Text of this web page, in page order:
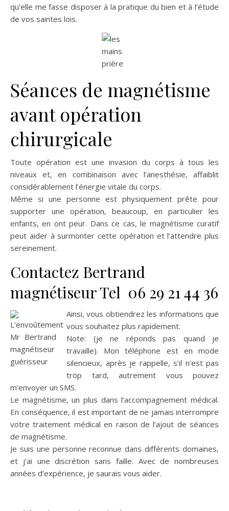
qu’elle me fasse disposer à la pratique du bien et à l’étude
de vos saintes lois.
Séances de magnétisme
avant opération
chirurgicale
Toute opération est une invasion du corps à tous les
niveaux et, en combinaison avec l’anesthésie, affaiblit
considérablement l’énergie vitale du corps.
Même si une personne est physiquement prête pour
supporter une opération, beaucoup, en particulier les
enfants, en ont peur. Dans ce cas, le magnétisme curatif
peut aider à surmonter cette opération et l’attendre plus
sereinement.
Contactez Bertrand
magnétiseur Tel 06 29 21 44 36
Ainsi, vous obtiendrez les informations que
vous souhaitez plus rapidement.
Note: (je ne réponds pas quand je
travaille). Mon téléphone est en mode
silencieux, après je rappelle, s’il n’est pas
trop tard, autrement vous pouvez
m’envoyer un SMS.
Le magnétisme, un plus dans l’accompagnement médical.
En conséquence, il est important de ne jamais interrompre
votre traitement médical en raison de l’ajout de séances
de magnétisme.
Je suis une personne reconnue dans différents domaines,
et j’ai une discrétion sans faille. Avec de nombreuses
années d’expérience, je saurais vous aider.